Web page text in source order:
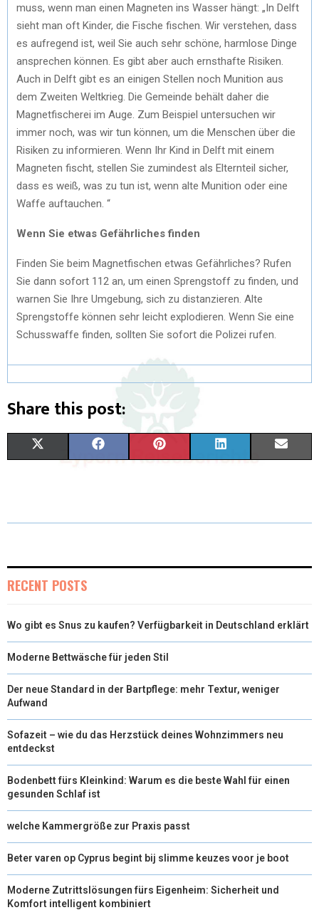
muss, wenn man einen Magneten ins Wasser hängt: „In Delft
sieht man oft Kinder, die Fische fischen. Wir verstehen, dass
es aufregend ist, weil Sie auch sehr schöne, harmlose Dinge
ansprechen können. Es gibt aber auch ernsthafte Risiken.
Auch in Delft gibt es an einigen Stellen noch Munition aus
dem Zweiten Weltkrieg. Die Gemeinde behält daher die
Magnetfischerei im Auge. Zum Beispiel untersuchen wir
immer noch, was wir tun können, um die Menschen über die
Risiken zu informieren. Wenn Ihr Kind in Delft mit einem
Magneten fischt, stellen Sie zumindest als Elternteil sicher,
dass es weiß, was zu tun ist, wenn alte Munition oder eine
Waffe auftauchen. “
Wenn Sie etwas Gefährliches finden
Finden Sie beim Magnetfischen etwas Gefährliches? Rufen
Sie dann sofort 112 an, um einen Sprengstoff zu finden, und
warnen Sie Ihre Umgebung, sich zu distanzieren. Alte
Sprengstoffe können sehr leicht explodieren. Wenn Sie eine
Schusswaffe finden, sollten Sie sofort die Polizei rufen.
Share this post:
W
E
R
)
E
K
T
S
K
N
I
RECENT POSTS
Wo gibt es Snus zu kaufen? Verfügbarkeit in Deutschland erklärt
Moderne Bettwäsche für jeden Stil
Der neue Standard in der Bartpflege: mehr Textur, weniger
Aufwand
Sofazeit – wie du das Herzstück deines Wohnzimmers neu
entdeckst
Bodenbett fürs Kleinkind: Warum es die beste Wahl für einen
gesunden Schlaf ist
welche Kammergröße zur Praxis passt
Beter varen op Cyprus begint bij slimme keuzes voor je boot
Moderne Zutrittslösungen fürs Eigenheim: Sicherheit und
Komfort intelligent kombiniert